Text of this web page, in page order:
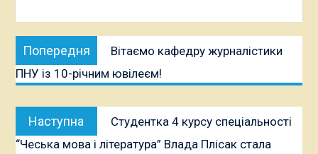
Навігація
записів
Попередня
публікація:
Вітаємо кафедру журналістики
ПНУ із 10-річним ювілеєм!
Наступна
публікація:
Студентка 4 курсу спеціальності
“Чеська мова і література” Влада Плісак стала